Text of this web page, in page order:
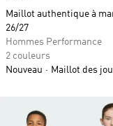
Maillot authentique à
26/27
Hommes Performance
2 couleurs
Nouveau
Maillot des